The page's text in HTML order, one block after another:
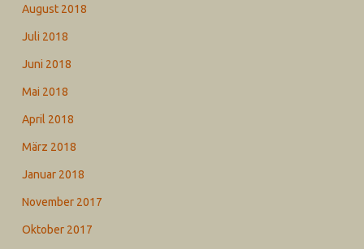
August 2018
Juli 2018
Juni 2018
Mai 2018
April 2018
März 2018
Januar 2018
November 2017
Oktober 2017